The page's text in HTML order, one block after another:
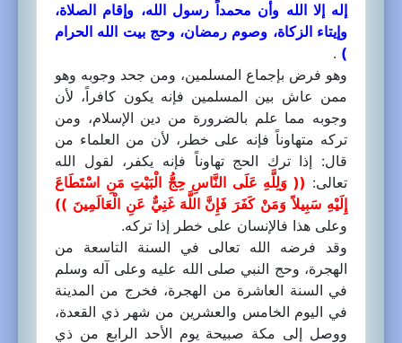
إله إلا الله وأن محمداً رسول الله، وإقام الصلاة،
وإيتاء الزكاة، وصوم رمضان، وحج بيت الله الحرام
)
.
وهو فرض بإجماع المسلمين، ومن جحد وجوبه وهو
ممن عاش بين المسلمين فإنه يكون كافراً، لأن
وجوبه مما علم بالضرورة من دين الإسلام، ومن
تركه متهاوناً فإنه على خطر، لأن من العلماء من
قال: إذا ترك الحج تهاوناً فإنه يكفر، لقول الله
تعالى: (( وَلِلَّهِ عَلَى النَّاسِ حِجُّ الْبَيْتِ مَنِ اسْتَطَاعَ
إِلَيْهِ سَبِيلاً وَمَنْ كَفَرَ فَإِنَّ اللَّهَ غَنِيٌّ عَنِ الْعَالَمِينَ ))
وعلى هذا فالإنسان على خطر إذا تركه.
وقد فرضه الله تعالى في السنة التاسعة من
الهجرة، وحج النبي صلى الله عليه وعلى آله وسلم
في السنة العاشرة من الهجرة، فخرج من المدينة
في اليوم الخامس والعشرين من شهر ذي القعدة،
ووصل إلى مكة صبيحة يوم الأحد الرابع من ذي